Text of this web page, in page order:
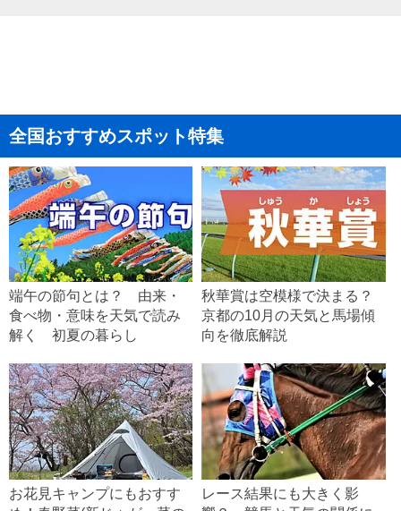
全国おすすめスポット特集
端午の節句とは？ 由来・
食べ物・意味を天気で読み
解く 初夏の暮らし
秋華賞は空模様で決まる？
京都の10月の天気と馬場傾
向を徹底解説
お花見キャンプにもおすす
レース結果にも大きく影